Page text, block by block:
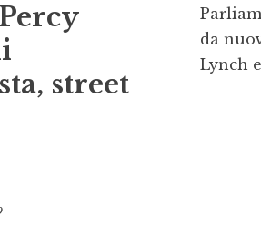
street
da
Lynch